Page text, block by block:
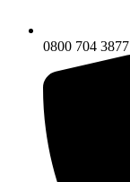
0800 704 3877